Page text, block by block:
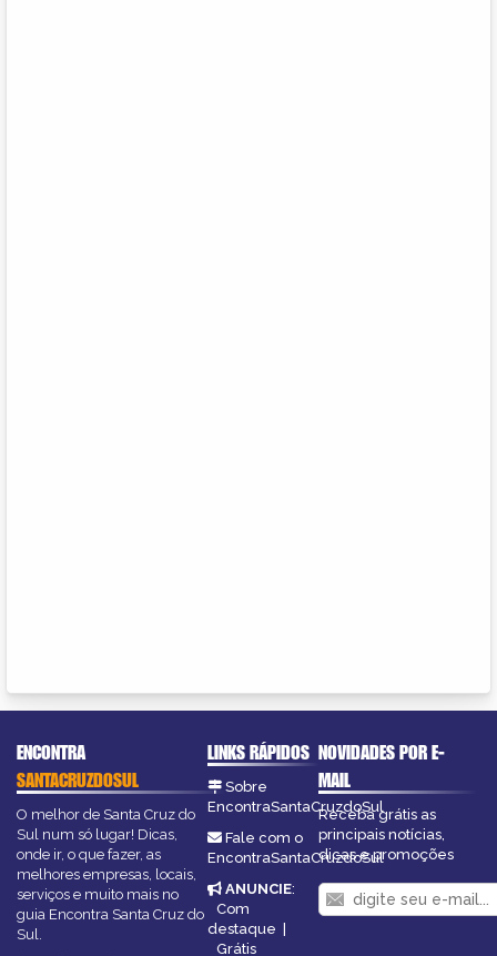
ENCONTRA
SANTACRUZDOSUL
O melhor de Santa Cruz do
Sul num só lugar! Dicas,
onde ir, o que fazer, as
melhores empresas, locais,
serviços e muito mais no
guia Encontra Santa Cruz do
Sul.
LINKS RÁPIDOS
Sobre
EncontraSantaCruzdoSul
Fale com o
EncontraSantaCruzdoSul
ANUNCIE:
Com
destaque
Grátis
NOVIDADES POR E-
MAIL
Receba grátis as
principais notícias,
dicas e promoções